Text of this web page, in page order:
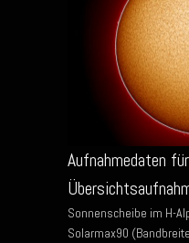
Aufnahmedaten
Sonnenscheibe im H-
Solarmax90